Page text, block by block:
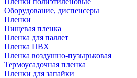
Пленки полиэтиленовые
Оборудование, диспенсеры
Пленки
Пищевая пленка
Пленка для паллет
Пленка ПВХ
Пленка воздушно-пузырьковая
Термоусадочная пленка
Пленки для запайки